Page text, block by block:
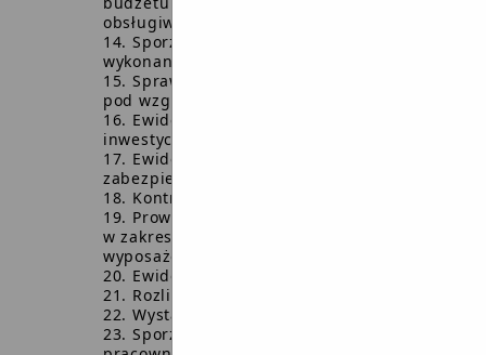
obsługiwanych.
Sporządzanie sprawozdań z
wykonania budżetu.
Sprawdzanie dowodów księgowych
pod względem formalno- rachunkowym.
Ewidencja poszczególnych zadań
inwestycyjnych (wydatki).
Ewidencja wpłat i zwrotów wadiów i
zabezpieczeń.
Kontrola realizacji opłat targowych.
Prowadzenie ewidencji analitycznej
w zakresie środków trwałych i
wyposażenia.
Ewidencja umów i porozumień.
Rozliczanie inwentaryzacji.
Wystawianie faktur VAT.
Sporządzanie list płac dla